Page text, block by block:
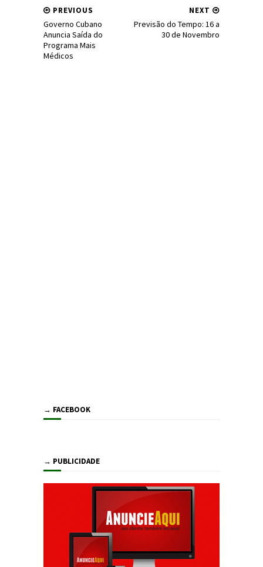
NEXT
Previsão do Tempo: 16 a
30 de Novembro
PREVIOUS
Governo Cubano
Anuncia Saída do
Programa Mais
Médicos
→ FACEBOOK
→ PUBLICIDADE